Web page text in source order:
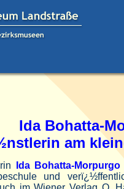
Ida Bohatta-
am
Ida Bohatta-Morpurgo
und